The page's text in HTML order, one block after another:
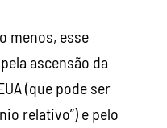
menos, esse
ascensão da
(que pode ser
relativo”) e pelo